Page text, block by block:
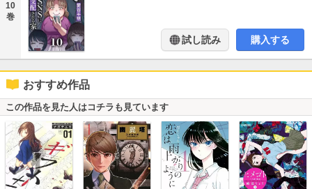
10
巻
試し読み 購入する
おすすめ作品
この作品を見た人はコチラも見ています